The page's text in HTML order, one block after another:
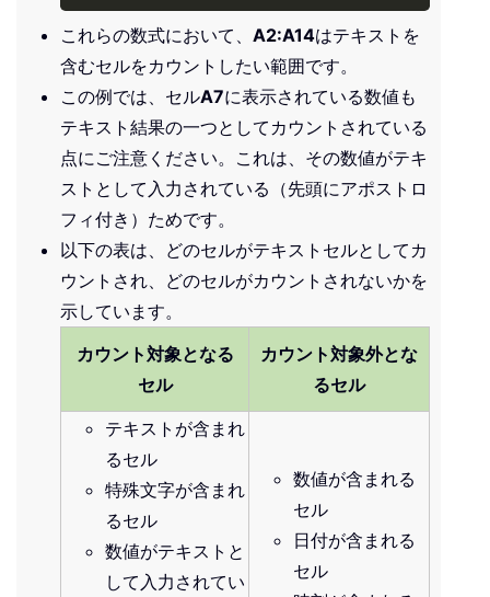
これらの数式において、 A2:A14はテキストを
含むセルをカウントしたい範囲です。
この例では、セルA7に表示されている数値も
テキスト結果の一つとしてカウントされている
点にご注意ください。これは、その数値がテキ
ストとして入力されている（先頭にアポストロ
フィ付き）ためです。
以下の表は、どのセルがテキストセルとしてカ
ウントされ、どのセルがカウントされないかを
示しています。
カウント対象となる
セル
カウント対象外とな
るセル
テキストが含まれ
るセル
特殊文字が含まれ
るセル
数値がテキストと
して入力されてい
数値が含まれる
セル
日付が含まれる
セル